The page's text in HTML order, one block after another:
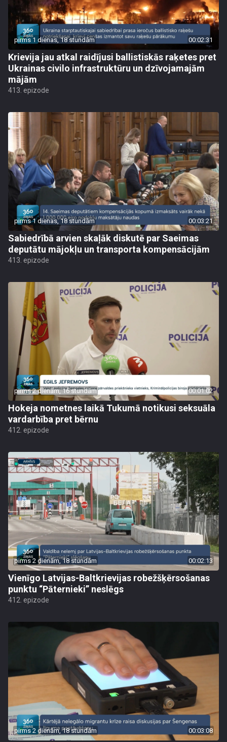
pirms 1 dienas, 18 stundām 00:02:31
Krievija jau atkal raidījusi ballistiskās raķetes pret
Ukrainas civilo infrastruktūru un dzīvojamajām
mājām
413. epizode
pirms 1 dienas, 18 stundām 00:03:21
Sabiedrībā arvien skaļāk diskutē par Saeimas
deputātu mājokļu un transporta kompensācijām
413. epizode
pirms 2 dienām, 16 stundām 00:01:02
Hokeja nometnes laikā Tukumā notikusi seksuāla
vardarbība pret bērnu
412. epizode
pirms 2 dienām, 18 stundām 00:02:13
Vienīgo Latvijas-Baltkrievijas robežšķērsošanas
punktu “Pāternieki” neslēgs
412. epizode
pirms 2 dienām, 18 stundām 00:03:08